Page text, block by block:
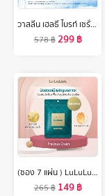
วาสลีน เฮลธี ไบรท์ เซรั่มกันแดด ซันแอนด์โพลูชั่น โพรเทคชั่น SPF50+ PA+++ ปกป้องมลภาวะ 300 มล. x2/x6 Vaseline Healthy Bright Serum SPF50 PA+++ Sun + Pollution Protection 300 ml. x2/x6
578฿299฿
(ซอง 7 แผ่น ) LuLuLun Precious Balance Face mask ลูลูลูน แผ่นมาสก์หน้า สูตรปรับสมดุลผิว อ่อนเยาว์ พรีเชียส บาลานซ์
265฿ 149฿